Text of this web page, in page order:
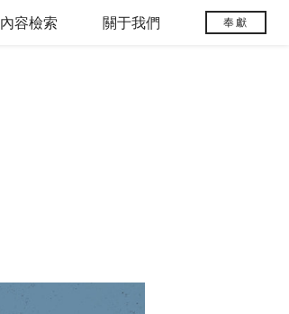
內容檢索 關于我們 奉獻